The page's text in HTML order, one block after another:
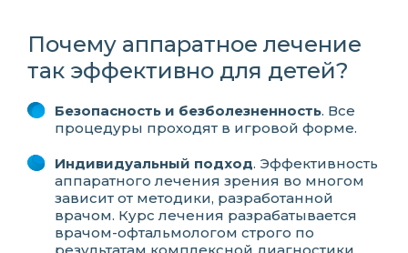
Почему аппаратное лечение
так эффективно для детей?
Безопасность и безболезненность. Все
процедуры проходят в игровой форме.
Индивидуальный подход. Эффективность
аппаратного лечения зрения во многом
зависит от методики, разработанной
врачом. Курс лечения разрабатывается
врачом-офтальмологом строго по